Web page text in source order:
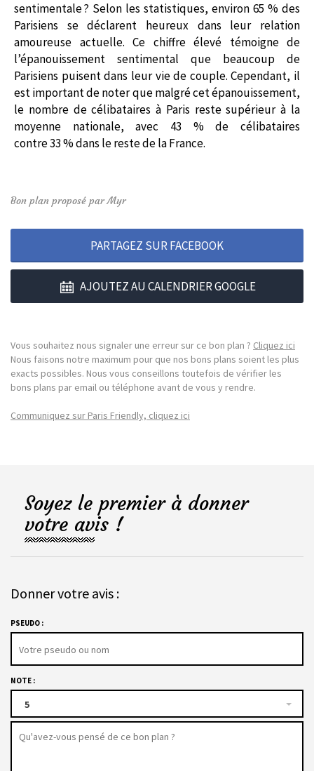
sentimentale ? Selon les statistiques, environ 65 % des
Parisiens se déclarent heureux dans leur relation
amoureuse actuelle. Ce chiffre élevé témoigne de
l’épanouissement sentimental que beaucoup de
Parisiens puisent dans leur vie de couple. Cependant, il
est important de noter que malgré cet épanouissement,
le nombre de célibataires à Paris reste supérieur à la
moyenne nationale, avec 43 % de célibataires
contre 33 % dans le reste de la France.
Bon plan proposé par Myr
PARTAGEZ SUR FACEBOOK
AJOUTEZ AU CALENDRIER GOOGLE
Vous souhaitez nous signaler une erreur sur ce bon plan ? Cliquez ici
Nous faisons notre maximum pour que nos bons plans soient les plus
exacts possibles. Nous vous conseillons toutefois de vérifier les
bons plans par email ou téléphone avant de vous y rendre.
Communiquez sur Paris Friendly, cliquez ici
Soyez le premier à donner
votre avis !
Donner votre avis :
PSEUDO :
NOTE :
5